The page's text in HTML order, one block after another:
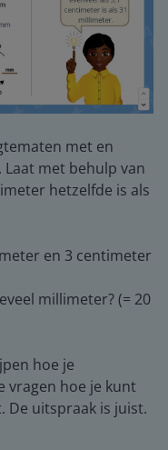
met en
met behulp van
hetzelfde is als
en 3 centimeter
millimeter? (= 20
hoe je
hoe je kunt
De uitspraak is juist.